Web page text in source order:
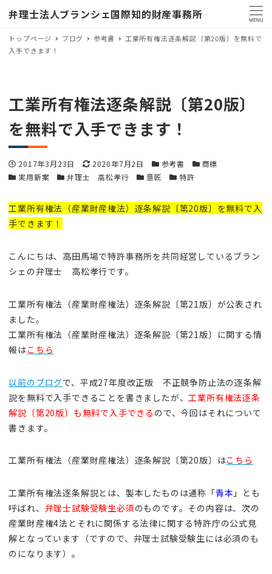
弁理士法人ブランシェ国際知的財産事務所 MENU
トップページ ブログ 参考書
工業所有権法逐条解説〔第20版〕を無料で
入手できます！
工業所有権法逐条解説〔第20版〕
を無料で入手できます！
投稿日
2017年3月23日 更新日
2020年7月2日 カテゴリー
参考書 カテゴリー
商標
カテゴリー
実用新案 カテゴリー
弁理士 高松孝行 カテゴリー
意匠 カテゴリー
特許
工業所有権法（産業財産権法）逐条解説〔第20版〕を無料で入
手できます！
こんにちは、高田馬場で特許事務所を共同経営しているブラン
シェの弁理士 高松孝行です。
工業所有権法（産業財産権法）逐条解説〔第21版〕が公表され
ました。
工業所有権法（産業財産権法）逐条解説〔第21版〕に関する情
報はこちら
以前のブログで、平成27年度改正版 不正競争防止法の逐条解
説を無料で入手できることを書きましたが、 工業所有権法逐条
解説〔第20版〕も無料で入手できる ので、今回はそれについて
書きます。
工業所有権法（産業財産権法）逐条解説〔第20版〕はこちら
工業所有権法逐条解説とは、製本したものは通称「青本 」とも
呼ばれ、 弁理士試験受験生必須のものです。その内容は、次の
産業財産権4法とそれに関係する法律に関する特許庁の公式見
解となっています（ですので、弁理士試験受験生には必須のも
のになります）。